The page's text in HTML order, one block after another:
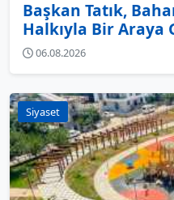
Başkan Tatık,
Halkıyla Bir Araya
06.08.2026
Siyaset